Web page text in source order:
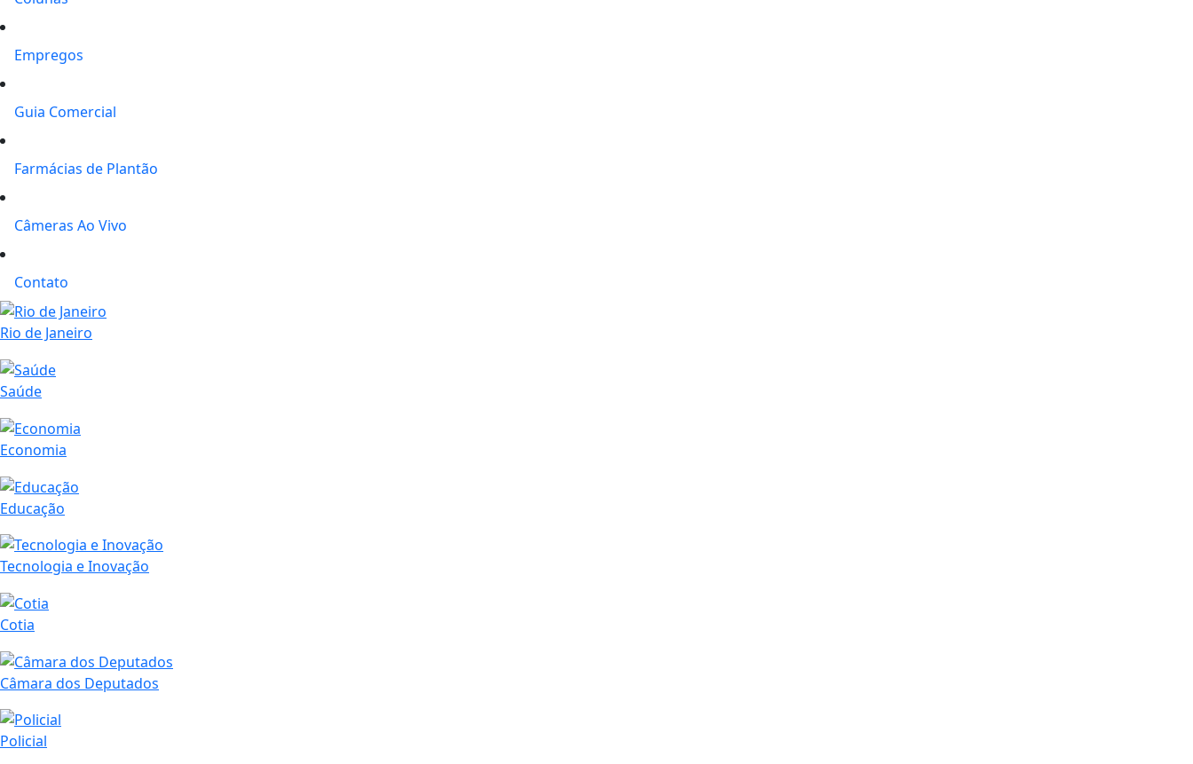
Empregos
Guia Comercial
Farmácias de Plantão
Câmeras Ao Vivo
Contato
Rio de Janeiro
Saúde
Economia
Educação
Tecnologia e Inovação
Cotia
Câmara dos Deputados
Policial